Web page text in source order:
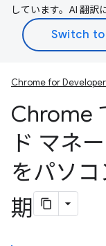
しています。AI 翻訳
Chrome for
Chrome
ド マネ
をパソ
期